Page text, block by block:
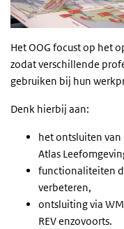
Het OOG focust op het
zodat verschillende
gebruiken bij hun
Denk hierbij aan:
het ontsluiten van
Atlas
functionaliteiten
verbeteren,
ontsluiting via
REV enzovoorts.